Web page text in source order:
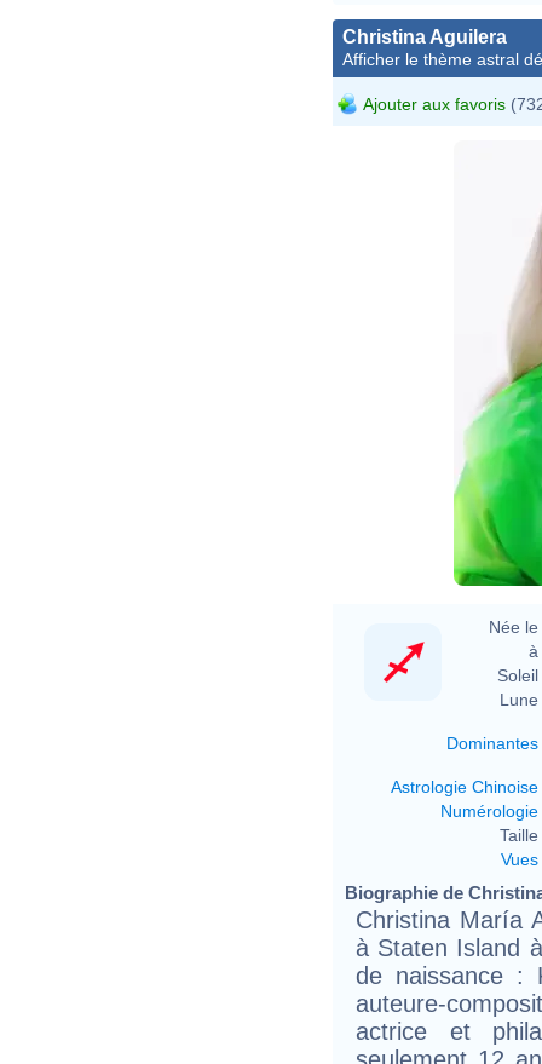
Christina Aguilera
Afficher le thème astral
Ajouter aux favoris
Née le
à
Soleil
Lune
Dominantes
Astrologie Chinoise
Numérologie
Taille
Vues
Biographie de
Christina María
à Staten Island
de naissance :
auteure-
actrice et